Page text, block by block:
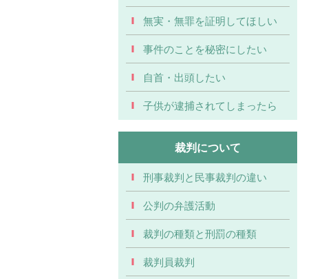
無実・無罪を証明してほしい
事件のことを秘密にしたい
自首・出頭したい
子供が逮捕されてしまったら
裁判について
刑事裁判と民事裁判の違い
公判の弁護活動
裁判の種類と刑罰の種類
裁判員裁判